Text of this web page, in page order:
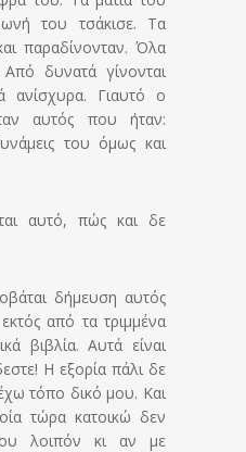
του τσάκισε. Τα
παραδίνονταν. Όλα
δυνατά γίνονται
ανίσχυρα. Γιαυτό ο
αυτός που ήταν:
του όμως και
αυτό, πώς και δε
δήμευση αυτός
από τα τριμμένα
βιβλία. Αυτά είναι
Η εξορία πάλι δε
τόπο δικό μου. Και
τώρα κατοικώ δεν
λοιπόν κι αν με